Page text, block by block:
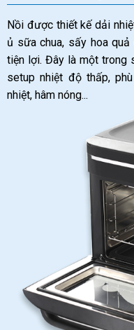
Nồi được thiết kế dải
ủ sữa chua, sấy hoa
tiện lợi. Đây là một trong
setup nhiệt độ thấp,
nhiệt, hâm nóng...